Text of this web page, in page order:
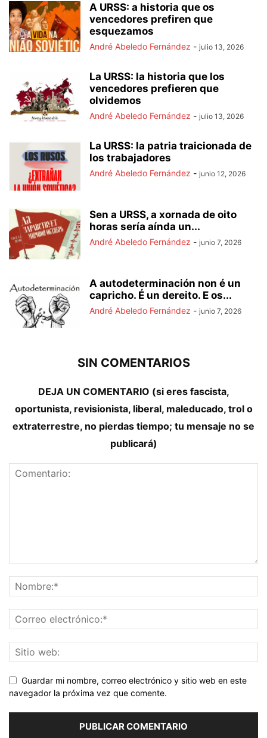
A URSS: a historia que os
vencedores prefiren que
esquezamos
André Abeledo Fernández - julio 13, 2026
La URSS: la historia que los
vencedores prefieren que
olvidemos
André Abeledo Fernández - julio 13, 2026
La URSS: la patria traicionada de
los trabajadores
André Abeledo Fernández - junio 12, 2026
Sen a URSS, a xornada de oito
horas sería aínda un...
André Abeledo Fernández - junio 7, 2026
A autodeterminación non é un
capricho. É un dereito. E os...
André Abeledo Fernández - junio 7, 2026
SIN COMENTARIOS
DEJA UN COMENTARIO (si eres fascista,
oportunista, revisionista, liberal, maleducado, trol o
extraterrestre, no pierdas tiempo; tu mensaje no se
publicará)
Guardar mi nombre, correo electrónico y sitio web en este
navegador la próxima vez que comente.